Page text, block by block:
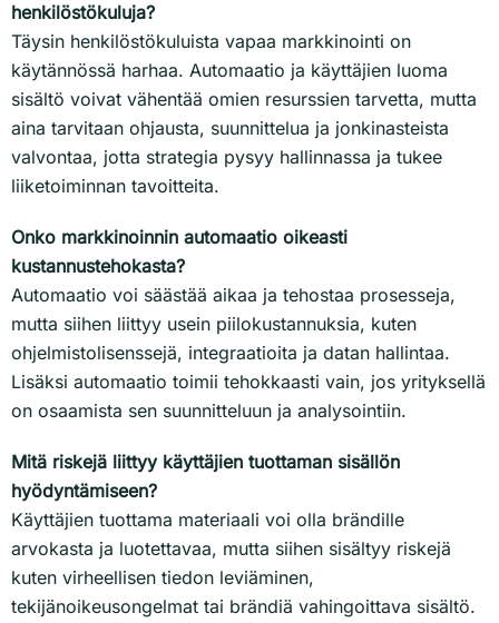
henkilöstökuluja?
Täysin henkilöstökuluista vapaa markkinointi on
käytännössä harhaa. Automaatio ja käyttäjien luoma
sisältö voivat vähentää omien resurssien tarvetta, mutta
aina tarvitaan ohjausta, suunnittelua ja jonkinasteista
valvontaa, jotta strategia pysyy hallinnassa ja tukee
liiketoiminnan tavoitteita.
Onko markkinoinnin automaatio oikeasti
kustannustehokasta?
Automaatio voi säästää aikaa ja tehostaa prosesseja,
mutta siihen liittyy usein piilokustannuksia, kuten
ohjelmistolisenssejä, integraatioita ja datan hallintaa.
Lisäksi automaatio toimii tehokkaasti vain, jos yrityksellä
on osaamista sen suunnitteluun ja analysointiin.
Mitä riskejä liittyy käyttäjien tuottaman sisällön
hyödyntämiseen?
Käyttäjien tuottama materiaali voi olla brändille
arvokasta ja luotettavaa, mutta siihen sisältyy riskejä
kuten virheellisen tiedon leviäminen,
tekijänoikeusongelmat tai brändiä vahingoittava sisältö.